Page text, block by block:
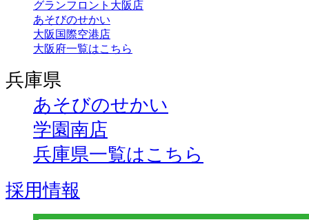
グランフロント大阪店
あそびのせかい
大阪国際空港店
大阪府一覧はこちら
兵庫県
あそびのせかい
学園南店
兵庫県一覧はこちら
採用情報